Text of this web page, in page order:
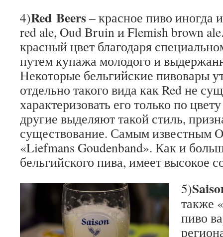
4)Red Beers– красное пиво иногда
red ale, Oud Bruin и Flemish brown
красный цвет благодаря
путем купажа молодого и
Некоторые бельгийские пивовары
отдельно такого вида как Red не
характеризовать его только по
другие выделяют такой стиль,
существование. Самым известным
«Liefmans Goudenband». Как и
бельгийского пива, имеет высокое
5)
также
пиво